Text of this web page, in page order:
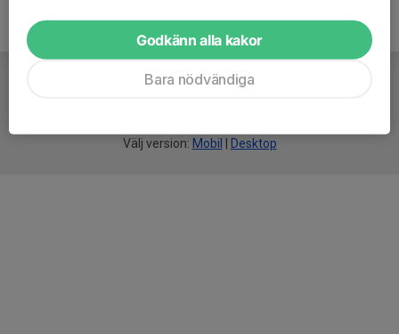
Välj version: Mobil Desktop
Godkänn alla kakor
Bara nödvändiga